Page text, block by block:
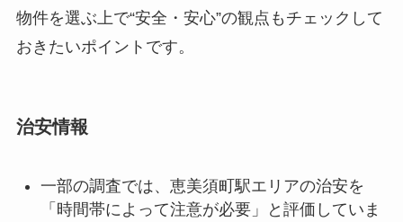
物件を選ぶ上で“安全・安心”の観点もチェックして
おきたいポイントです。
治安情報
一部の調査では、恵美須町駅エリアの治安を
「時間帯によって注意が必要」と評価していま